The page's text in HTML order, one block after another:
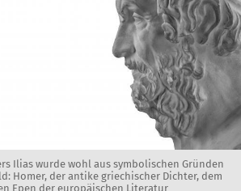
Ilias wurde wohl aus symbolischen Gründen
Homer, der antike griechischer Dichter, dem
Epen der europäischen Literatur